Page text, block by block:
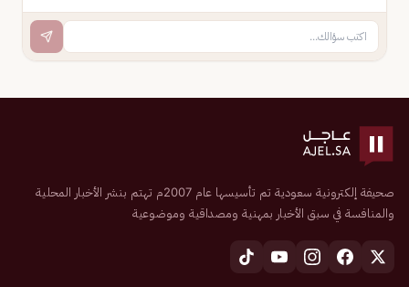
صحيفة إلكترونية سعودية تم تأسيسها عام 2007م تهتم بنشر الأخبار المحلية
والمنافسة في سبق الأخبار بمهنية ومصداقية وموضوعية